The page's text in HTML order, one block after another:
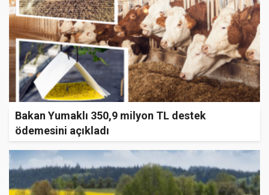
Bakan Yumaklı 350,9 milyon TL destek
ödemesini açıkladı